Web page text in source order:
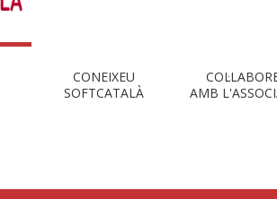
CONEIXEU
SOFTCATALÀ
AMB